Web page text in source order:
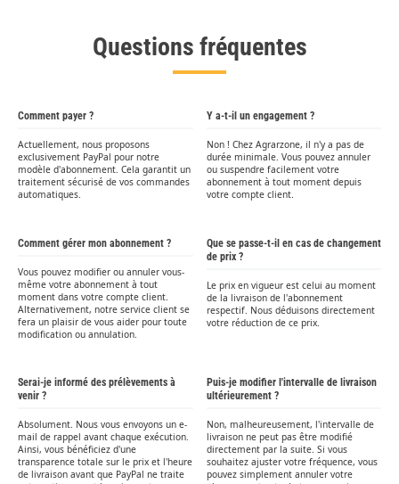
Questions fréquentes
Comment payer ?
Actuellement, nous proposons
exclusivement PayPal pour notre
modèle d'abonnement. Cela garantit un
traitement sécurisé de vos commandes
automatiques.
Y a-t-il un engagement ?
Non ! Chez Agrarzone, il n'y a pas de
durée minimale. Vous pouvez annuler
ou suspendre facilement votre
abonnement à tout moment depuis
votre compte client.
Comment gérer mon abonnement ?
Vous pouvez modifier ou annuler vous-
même votre abonnement à tout
moment dans votre compte client.
Alternativement, notre service client se
fera un plaisir de vous aider pour toute
modification ou annulation.
Que se passe-t-il en cas de changement
de prix ?
Le prix en vigueur est celui au moment
de la livraison de l'abonnement
respectif. Nous déduisons directement
votre réduction de ce prix.
Serai-je informé des prélèvements à
venir ?
Absolument. Nous vous envoyons un e-
mail de rappel avant chaque exécution.
Ainsi, vous bénéficiez d'une
transparence totale sur le prix et l'heure
de livraison avant que PayPal ne traite
Puis-je modifier l'intervalle de livraison
ultérieurement ?
Non, malheureusement, l'intervalle de
livraison ne peut pas être modifié
directement par la suite. Si vous
souhaitez ajuster votre fréquence, vous
pouvez simplement annuler votre